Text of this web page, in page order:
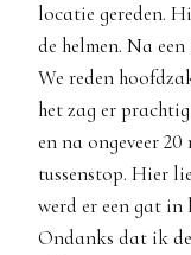
locatie gereden.
de helmen. Na
We reden
het zag er
en na ongeveer
tussenstop. Hier
werd er een gat in
Ondanks dat ik